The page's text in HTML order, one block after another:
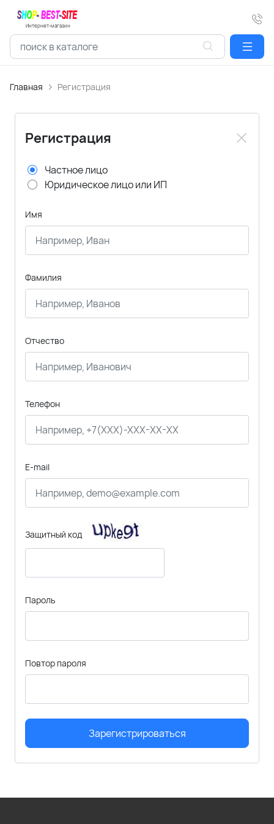
Интернет-магазин
Главная Регистрация
Регистрация
Частное лицо
Юридическое лицо или ИП
Имя
Фамилия
Отчество
Телефон
E-mail
Защитный код
Пароль
Повтор пароля
Зарегистрироваться